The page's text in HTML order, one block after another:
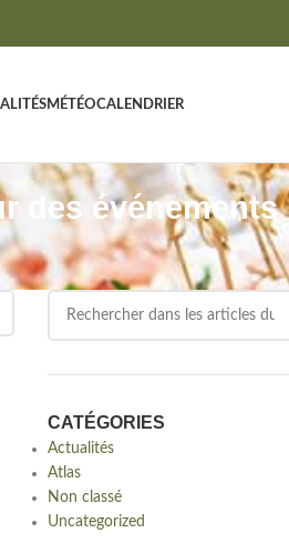
MÉTÉOCALENDRIER
des événements
CATÉGORIES
Actualités
Atlas
Non classé
Uncategorized